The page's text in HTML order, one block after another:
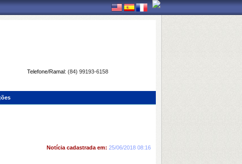
Telefone/Ramal: (84) 99193-6158
Notícia cadastrada em: 25/06/2018 08:16